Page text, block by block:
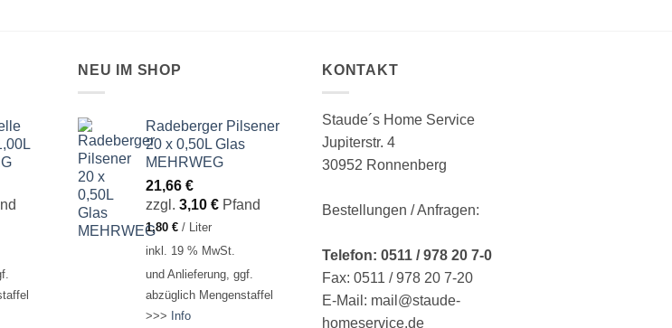
NEU IM SHOP
Radeberger Pilsener
20 x 0,50L Glas
MEHRWEG
21,66 €
zzgl. 3,10 € Pfand
1,80 € / Liter
inkl. 19 % MwSt.
und Anlieferung, ggf.
abzüglich Mengenstaffel
>>> Info
KONTAKT
Staude´s Home Service
Jupiterstr. 4
30952 Ronnenberg
Bestellungen / Anfragen:
Telefon: 0511 / 978 20 7-0
Fax: 0511 / 978 20 7-20
E-Mail: mail@staude-
homeservice.de